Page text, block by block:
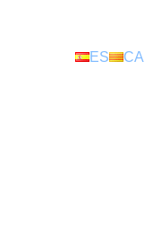
ES CA